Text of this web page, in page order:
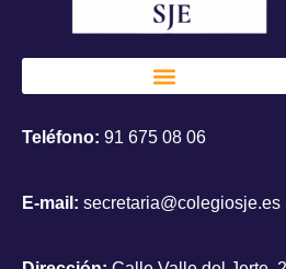
Teléfono: 91 675 08 06
E-mail: secretaria@colegiosje.es